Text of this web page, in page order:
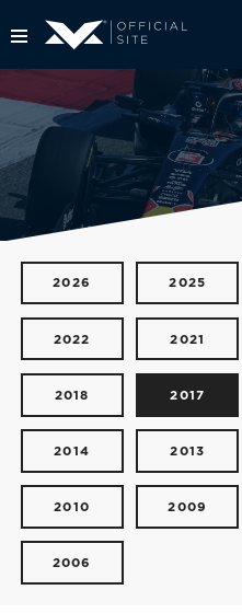
2026 2025
2022 2021
2018 2017
2014 2013
2010 2009
2006